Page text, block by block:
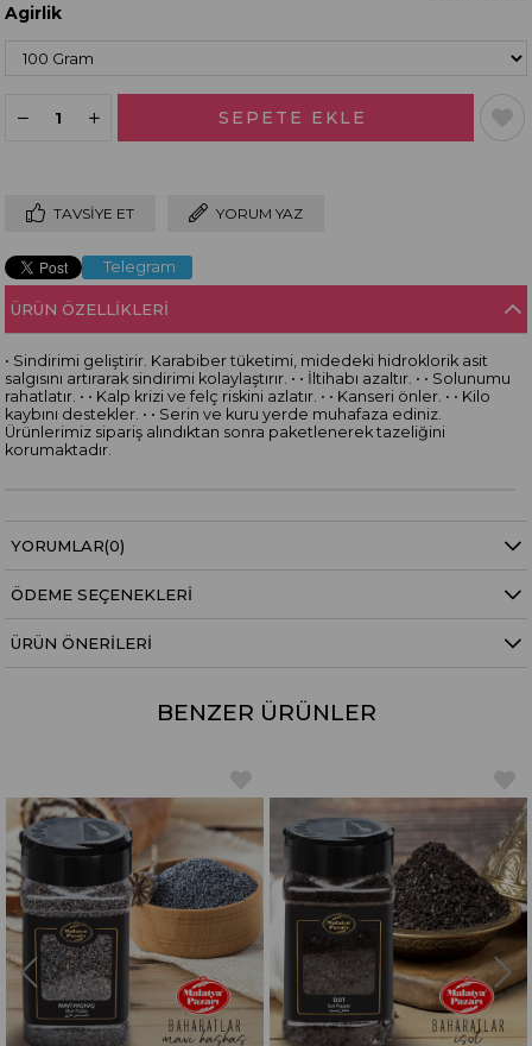
Agirlik
TAVSIYE ET YORUM YAZ
Telegram
ÜRÜN ÖZELLIKLERI
• Sindirimi geliştirir. Karabiber tüketimi, midedeki hidroklorik asit
salgısını artırarak sindirimi kolaylaştırır. • • İltihabı azaltır. • • Solunumu
rahatlatır. • • Kalp krizi ve felç riskini azlatır. • • Kanseri önler. • • Kilo
kaybını destekler. • • Serin ve kuru yerde muhafaza ediniz.
Ürünlerimiz sipariş alındıktan sonra paketlenerek tazeliğini
korumaktadır.
YORUMLAR(0)
ÖDEME SEÇENEKLERI
ÜRÜN ÖNERILERI
BENZER ÜRÜNLER